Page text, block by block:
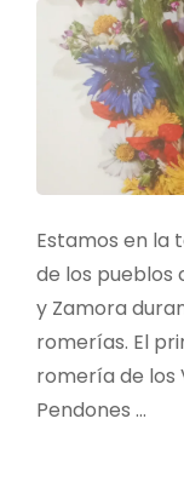
Estamos en la
de los pueblos
y Zamora
romerías. El
romería de los
Pendones …